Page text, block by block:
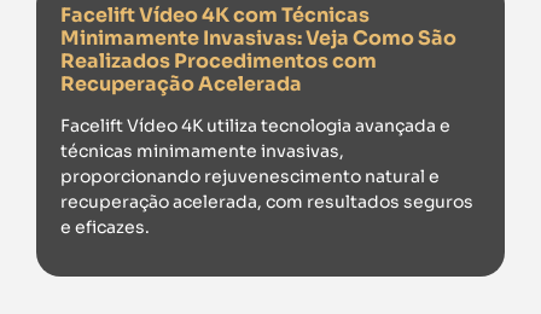
Facelift Vídeo 4K com Técnicas
Minimamente Invasivas: Veja Como São
Realizados Procedimentos com
Recuperação Acelerada
Facelift Vídeo 4K utiliza tecnologia avançada e
técnicas minimamente invasivas,
proporcionando rejuvenescimento natural e
recuperação acelerada, com resultados seguros
e eficazes.